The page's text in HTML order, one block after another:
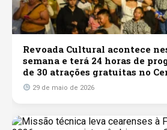
Revoada Cultural acontece
semana e terá 24 horas de
de 30 atrações gratuitas no
Grande
29 de maio de 2026